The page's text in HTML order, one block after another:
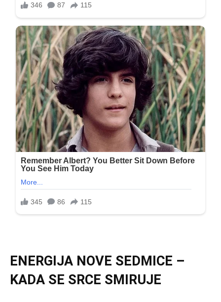
ENERGIJA NOVE SEDMICE –
KADA SE SRCE SMIRUJE